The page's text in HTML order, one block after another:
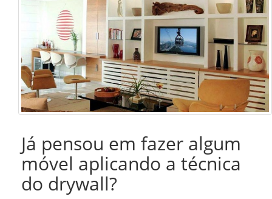
Já pensou em fazer algum
móvel aplicando a técnica
do drywall?